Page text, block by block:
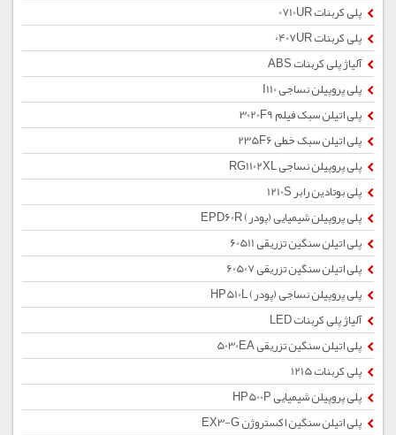
پلی کربنات 0710UR
پلی کربنات 0407UR
آلیاژ پلی کربنات ABS
پلی پروپیلن نساجی I110
پلی اتیلن سبک فیلم 3020F9
پلی اتیلن سبک خطی 235F6
پلی پروپیلن نساجی RG1102XL
پلی بوتادین رابر 1210S
پلی پروپیلن شیمیایی (پودر) EPD60R
پلی اتیلن سنگین تزریقی 60511
پلی اتیلن سنگین تزریقی 60507
پلی پروپیلن نساجی (پودر) HP510L
آلیاژ پلی کربنات LED
پلی اتیلن سنگین تزریقی 5030EA
پلی کربنات 1215
پلی پروپیلن شیمیایی HP500P
پلی اتیلن سنگین اکستروژن EX3-G